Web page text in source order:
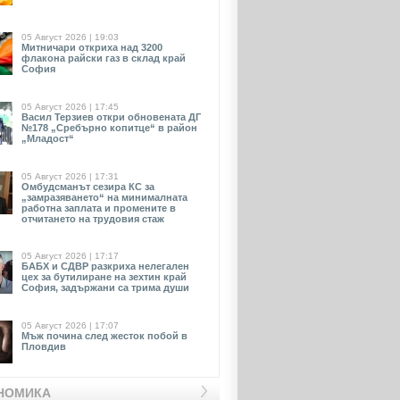
05 Август 2026 | 19:03
Митничари откриха над 3200
флакона райски газ в склад край
София
05 Август 2026 | 17:45
Васил Терзиев откри обновената ДГ
№178 „Сребърно копитце“ в район
„Младост“
05 Август 2026 | 17:31
Омбудсманът сезира КС за
„замразяването“ на минималната
работна заплата и промените в
отчитането на трудовия стаж
05 Август 2026 | 17:17
БАБХ и СДВР разкриха нелегален
цех за бутилиране на зехтин край
София, задържани са трима души
05 Август 2026 | 17:07
Мъж почина след жесток побой в
Пловдив